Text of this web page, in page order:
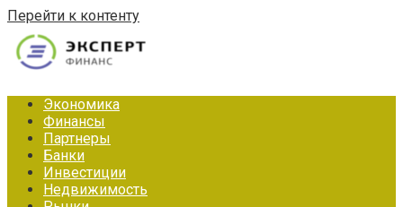
Перейти к контенту
Экономика
Финансы
Партнеры
Банки
Инвестиции
Недвижимость